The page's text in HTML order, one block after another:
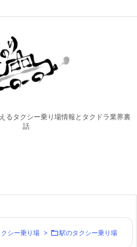
タクシー乗り場情報とタクドラ業界裏
話
シー乗り場 > 駅のタクシー乗り場